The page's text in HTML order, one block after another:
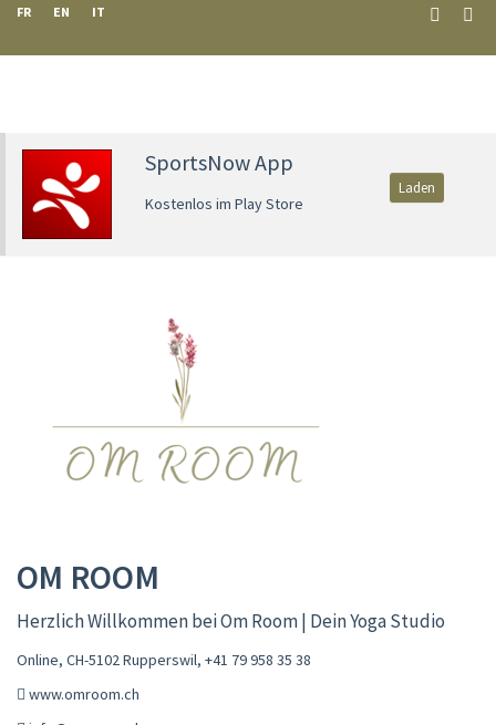
FR EN IT
SportsNow App
Kostenlos im Play Store
Laden
OM ROOM
Herzlich Willkommen bei Om Room | Dein Yoga Studio
Online, CH-5102 Rupperswil, +41 79 958 35 38
www.omroom.ch